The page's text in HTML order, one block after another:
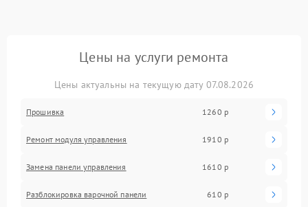
Цены на услуги ремонта
Цены актуальны на текущую дату 07.08.2026
Прошивка 1260 р
Ремонт модуля управления 1910 р
Замена панели управления 1610 р
Разблокировка варочной панели 610 р